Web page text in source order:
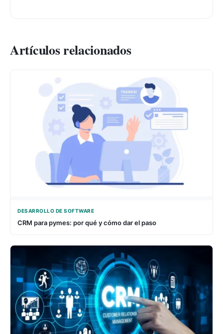
Artículos relacionados
DESARROLLO DE SOFTWARE
CRM para pymes: por qué y cómo dar el paso